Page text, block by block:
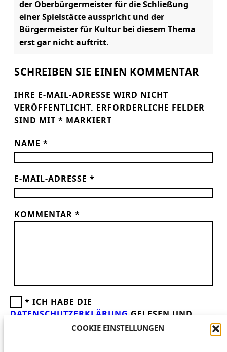
COOKIE EINSTELLUNGEN
der Oberbürgermeister für die Schließung
einer Spielstätte ausspricht und der
Bürgermeister für Kultur bei diesem Thema
erst gar nicht auftritt.
SCHREIBEN SIE EINEN KOMMENTAR
IHRE E-MAIL-ADRESSE WIRD NICHT
VERÖFFENTLICHT.
ERFORDERLICHE FELDER
SIND MIT * MARKIERT
NAME *
E-MAIL-ADRESSE *
KOMMENTAR *
* ICH HABE DIE
DATENSCHUTZERKLÄRUNG GELESEN UND
AKZEPTIERE DIESE.WIR FREUEN UNS ÜBER